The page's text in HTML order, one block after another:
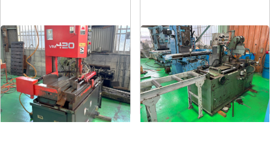
立形バンドソー
メーカー アマダ
形 式 VM-420
式1999
全自動丸鋸切断機
メーカー 村橋
形 式VG100A
年 式-